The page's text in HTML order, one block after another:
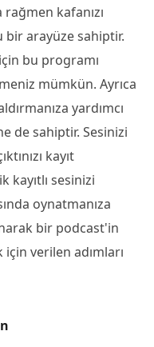
kafanızı
bir arayüze sahiptir.
bu programı
mümkün. Ayrıca
yardımcı
de sahiptir. Sesinizi
kayıt
kayıtlı sesinizi
oynatmanıza
bir podcast'in
verilen adımları